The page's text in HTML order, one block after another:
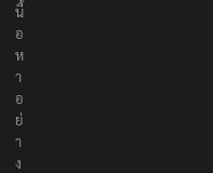
เ
นื้
อ
ห
า
อ
ย่
า